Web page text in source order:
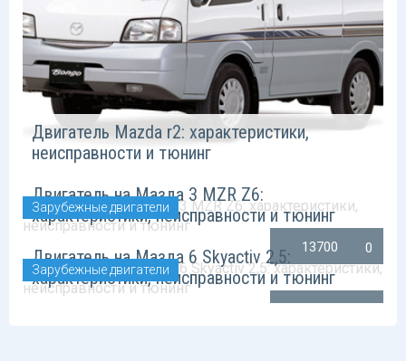
Двигатель Mazda r2: характеристики,
неисправности и тюнинг
0
13700
Зарубежные двигатели
Двигатель на Мазда 3 MZR Z6:
характеристики, неисправности и тюнинг
Зарубежные двигатели
Двигатель на Мазда 6 Skyactiv 2,5:
характеристики, неисправности и тюнинг